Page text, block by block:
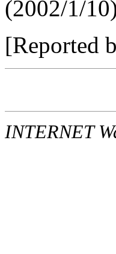
(2002/1/
[Reported
INTERNET